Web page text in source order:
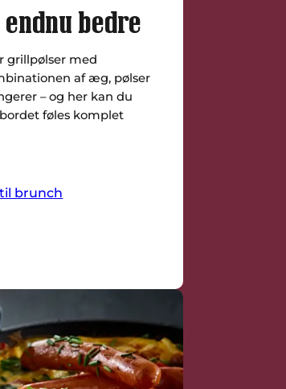
bedre
grillpølser med
af æg, pølser
– og her kan du
føles komplet
brunch